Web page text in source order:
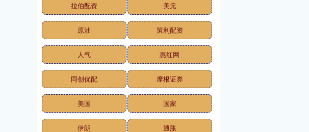
拉伯配资 美元
原油 策利配资
人气 惠红网
同创优配 摩根证券
美国 国家
伊朗 通胀